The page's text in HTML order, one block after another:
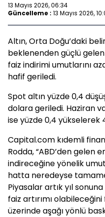
13 Mayıs 2026, 06:34
Güncelleme : 13 Mayıs 2026,
Altın, Orta Doğu’daki
beklenenden güçlü
faiz indirimi umutlarını
hafif geriledi.
Spot altın yüzde 0,4
dolara geriledi. Haziran
ise yüzde 0,4 yükselerek
Capital.com kıdemli
Rodda, “ABD’den gelen
indireceğine yönelik
hatta neredeyse
Piyasalar artık yıl
faiz artırımı
üzerinde aşağı yönlü